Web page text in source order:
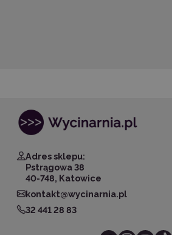
Adres sklepu:
Pstrągowa 38
40-748, Katowice
kontakt@wycinarnia.pl
32 441 28 83